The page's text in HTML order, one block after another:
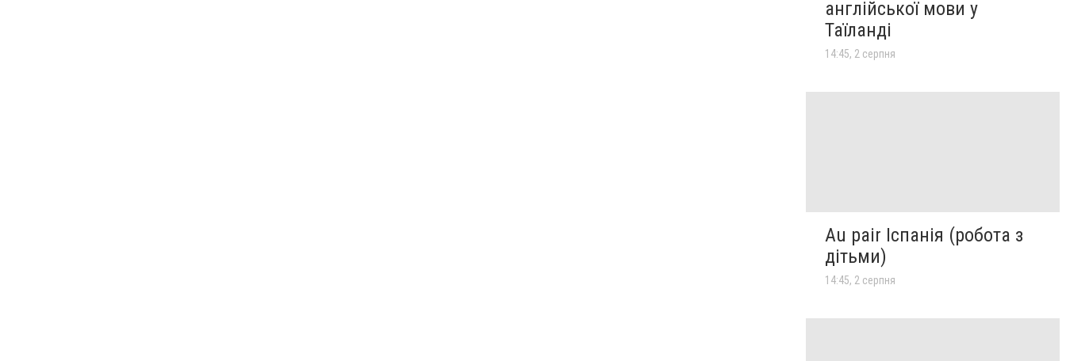
англійської мови у
Таїланді
14:45, 2 серпня
Au pair Іспанія (робота з
дітьми)
14:45, 2 серпня